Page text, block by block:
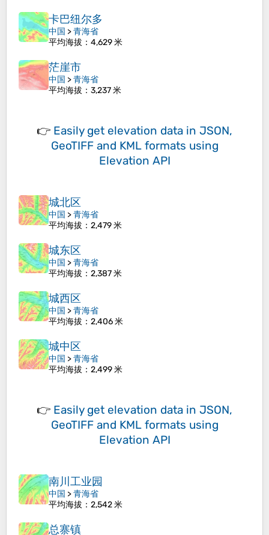
卡巴纽尔多
中国 >青海省
平均海拔 ：4,629 米
茫崖市
中国 >青海省
平均海拔 ：3,237 米
👉 Easily get elevation data in JSON,
GeoTIFF and KML formats using
Elevation API
城北区
中国 >青海省
平均海拔 ：2,479 米
城东区
中国 >青海省
平均海拔 ：2,387 米
城西区
中国 >青海省
平均海拔 ：2,406 米
城中区
中国 >青海省
平均海拔 ：2,499 米
👉 Easily get elevation data in JSON,
GeoTIFF and KML formats using
Elevation API
南川工业园
中国 >青海省
平均海拔 ：2,542 米
总寨镇